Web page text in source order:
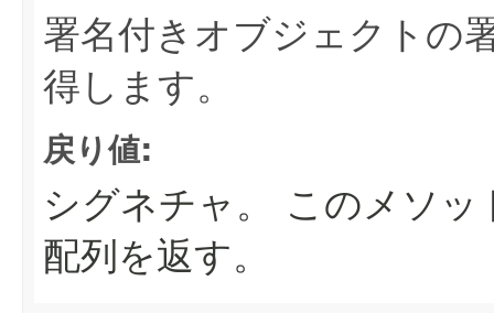
署名付きオブジェクトの
得します。
戻り値:
シグネチャ。
このメソッ
配列を返す。